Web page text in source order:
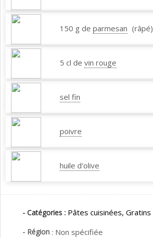
150 g de parmesan (râpé)
5 cl de vin rouge
sel fin
poivre
huile d'olive
- Catégories : Pâtes cuisinées, Gratins
- Région : Non spécifiée